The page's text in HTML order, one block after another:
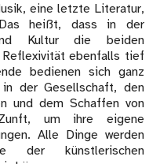
eine letzte Literatur,
heißt, dass in der
Kultur die beiden
Reflexivität ebenfalls tief
bedienen sich ganz
in der Gesellschaft, den
und dem Schaffen von
um ihre eigene
Alle Dinge werden
der künstlerischen